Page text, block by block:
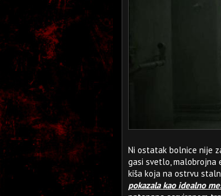
Ni ostatak bolnice nije
gasi svetlo, malobrojna
kiša koja na ostrvu
pokazala kao idealno